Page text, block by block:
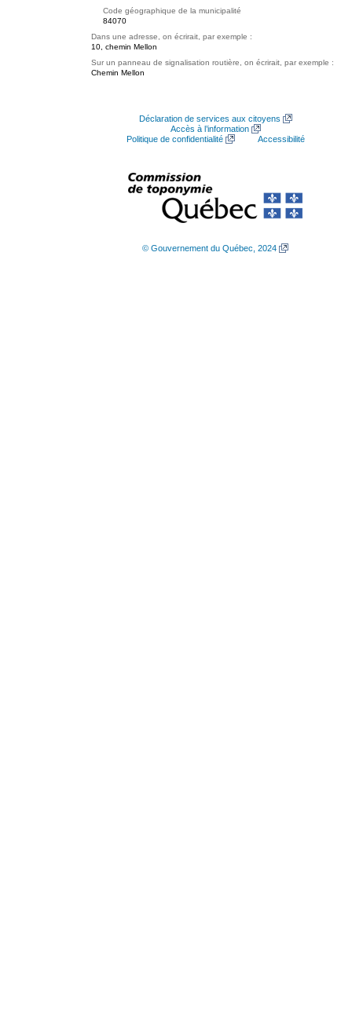
Code géographique de la municipalité
84070
Dans une adresse, on écrirait, par exemple :
10, chemin Mellon
Sur un panneau de signalisation routière, on écrirait, par exemple :
Chemin Mellon
Déclaration de services aux citoyens
Accès à l’information
Politique de confidentialité
Accessibilité
© Gouvernement du Québec, 2024